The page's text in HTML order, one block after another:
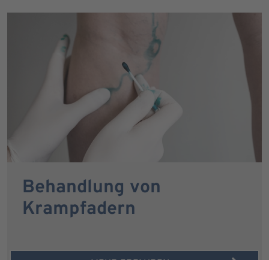
Behandlung von
Krampfadern